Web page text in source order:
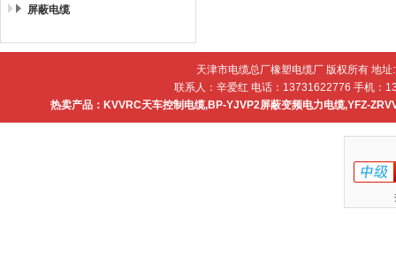
屏蔽电缆
天津市电缆总厂橡塑电缆厂 版权所有 地
联系人：辛爱红 电话：13731622776 手机：
热卖产品： KVVRC天车控制电缆,BP-YJVP2屏蔽变频电力电缆,YFZ-